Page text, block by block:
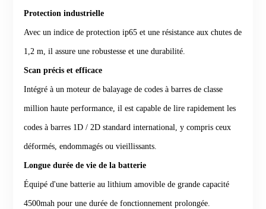
Protection industrielle
Avec un indice de protection ip65 et une résistance aux chutes de
1,2 m, il assure une robustesse et une durabilité.
Scan précis et efficace
Intégré à un moteur de balayage de codes à barres de classe
million haute performance, il est capable de lire rapidement les
codes à barres 1D / 2D standard international, y compris ceux
déformés, endommagés ou vieillissants.
Longue durée de vie de la batterie
Équipé d'une batterie au lithium amovible de grande capacité
4500mah pour une durée de fonctionnement prolongée.